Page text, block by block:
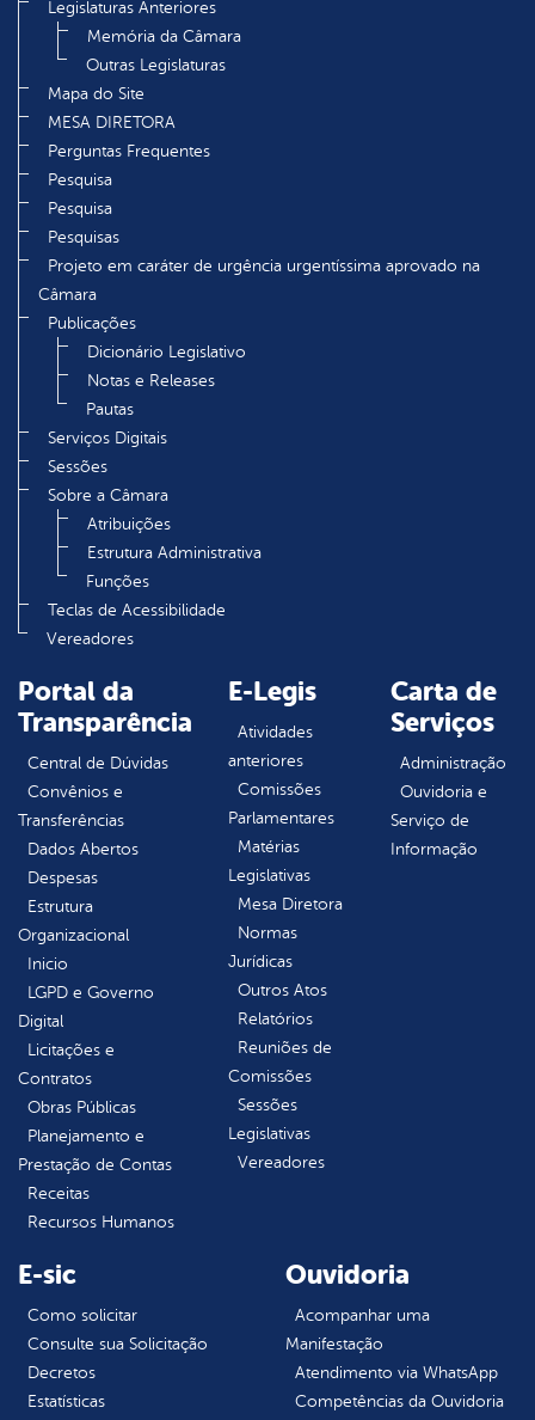
Legislaturas Anteriores
Memória da Câmara
Outras Legislaturas
Mapa do Site
MESA DIRETORA
Perguntas Frequentes
Pesquisa
Pesquisa
Pesquisas
Projeto em caráter de urgência urgentíssima aprovado na
Câmara
Publicações
Dicionário Legislativo
Notas e Releases
Pautas
Serviços Digitais
Sessões
Sobre a Câmara
Atribuições
Estrutura Administrativa
Funções
Teclas de Acessibilidade
Vereadores
Portal da
Transparência
Central de Dúvidas
Convênios e
Transferências
Dados Abertos
Despesas
Estrutura
Organizacional
Inicio
LGPD e Governo
Digital
Licitações e
Contratos
Obras Públicas
Planejamento e
Prestação de Contas
Receitas
Recursos Humanos
E-Legis
Atividades
anteriores
Comissões
Parlamentares
Matérias
Legislativas
Mesa Diretora
Normas
Jurídicas
Outros Atos
Relatórios
Reuniões de
Comissões
Sessões
Legislativas
Vereadores
Carta de
Serviços
Administração
Ouvidoria e
Serviço de
Informação
E-sic
Como solicitar
Consulte sua Solicitação
Decretos
Estatísticas
Ouvidoria
Acompanhar uma
Manifestação
Atendimento via WhatsApp
Competências da Ouvidoria